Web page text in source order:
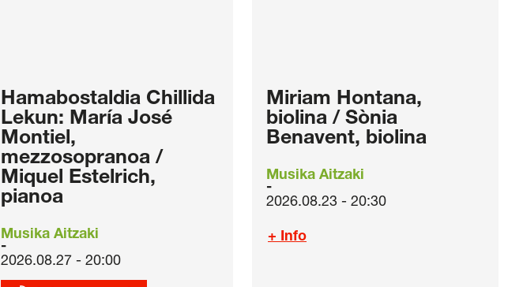
Hamabostaldia Chillida
Lekun: María José
Montiel,
mezzosopranoa /
Miquel Estelrich,
pianoa
Musika Aitzaki
2026.08.27 - 20:00
Miriam Hontana,
biolina / Sònia
Benavent, biolina
Musika Aitzaki
2026.08.23 - 20:30
+ Info